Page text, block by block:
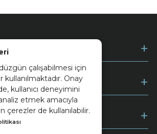
çalışabilmesi için
Onay
kullanıcı deneyimini
etmek amacıyla
çerezler de kullanılabilir.